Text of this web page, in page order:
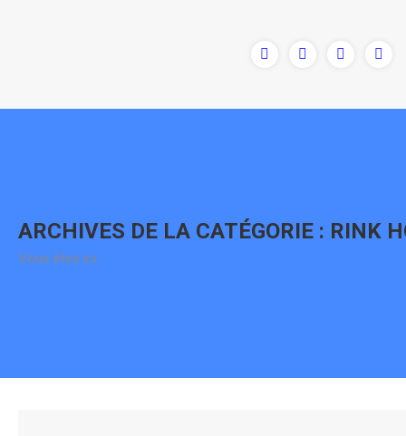
ARCHIVES DE LA CATÉGORIE : RINK
Vous êtes ici :